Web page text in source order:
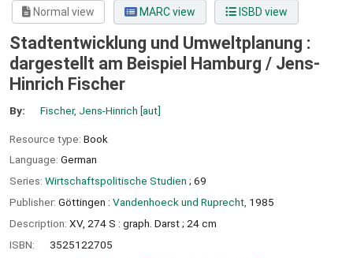
Normal view MARC view ISBD view
Stadtentwicklung und Umweltplanung :
dargestellt am Beispiel Hamburg / Jens-
Hinrich Fischer
By: Fischer, Jens-Hinrich [aut]
Resource type: Book
Language: German
Series: Wirtschaftspolitische Studien ; 69
Publisher: Göttingen : Vandenhoeck und Ruprecht, 1985
Description: XV, 274 S : graph. Darst ; 24 cm
ISBN:
3525122705